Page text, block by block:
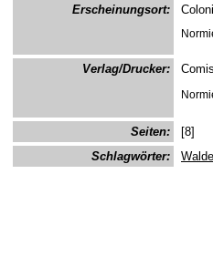
Erscheinungsort:
Verlag/Drucker:
Seiten:
[8]
Schlagwörter: